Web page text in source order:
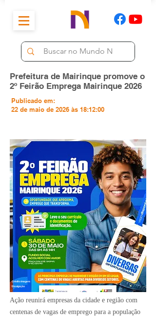
Prefeitura de Mairinque promove o
2º Feirão Emprega Mairinque 2026
Publicado em:
22 de maio de 2026 às 18:12:00
Divulgação
Crédito Imagem:
Ação reunirá empresas da cidade e região com
centenas de vagas de emprego para a população